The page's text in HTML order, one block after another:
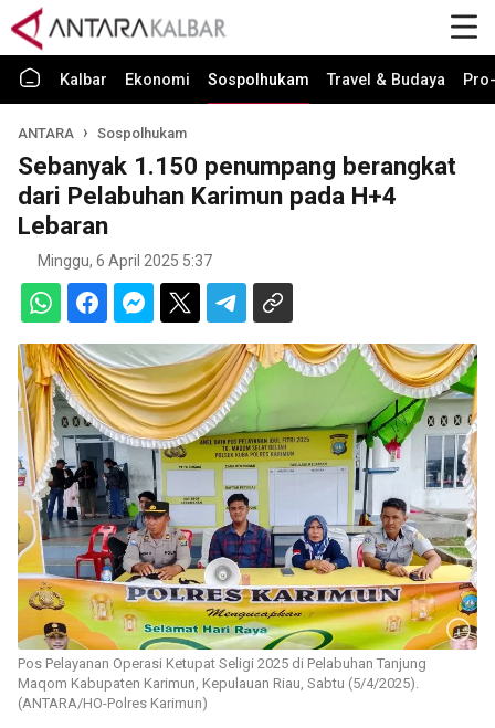
Kalbar Ekonomi Sospolhukam Travel & Budaya
ANTARA Sospolhukam
Sebanyak 1.150 penumpang berangkat
dari Pelabuhan Karimun pada H+4
Lebaran
Minggu, 6 April 2025 5:37
Pos Pelayanan Operasi Ketupat Seligi 2025 di Pelabuhan Tanjung
Maqom Kabupaten Karimun, Kepulauan Riau, Sabtu (5/4/2025).
(ANTARA/HO-Polres Karimun)